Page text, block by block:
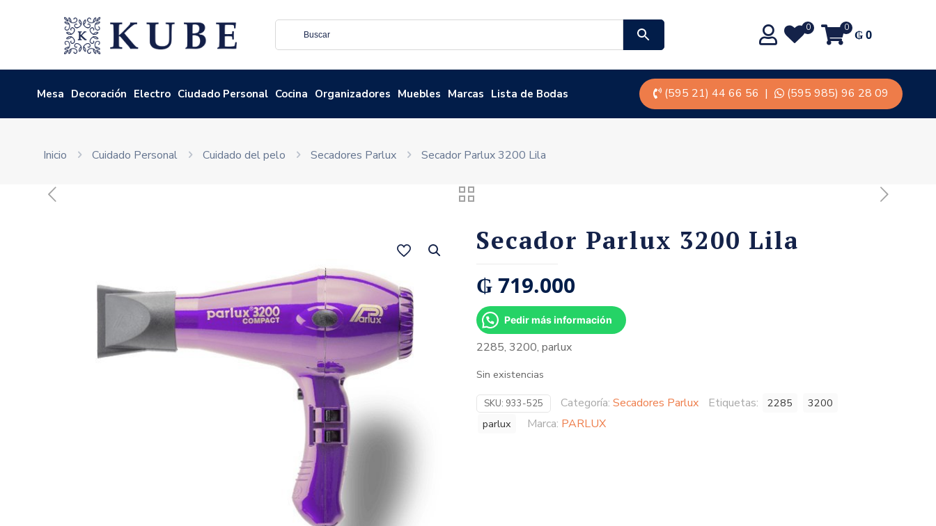
0 0 ₲0
Mesa Decoración Electro Ciudado Personal Cocina Organizadores Muebles Marcas Lista de Bodas (595 21) 44 66 56 | (595 985) 96 28 09
Inicio Cuidado Personal Cuidado del pelo Secadores Parlux Secador Parlux 3200 Lila
Secador Parlux 3200 Lila
₲719.000
Pedir más información
2285, 3200, parlux
Sin existencias
SKU: 933-525 Categoría: Secadores Parlux Etiquetas: 2285
3200
parlux
Marca: PARLUX